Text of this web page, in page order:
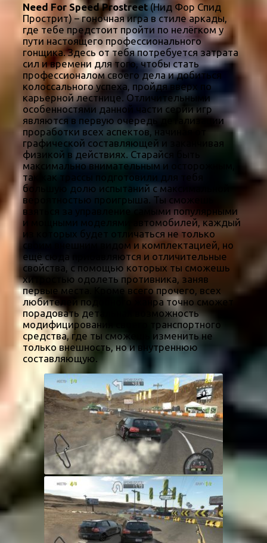
Need For Speed Prostreet(Нид Фор Спид
Прострит) – гоночная игра в стиле аркады,
где тебе предстоит пройти по нелёгком у
пути настоящего профессионального
гонщика. Здесь от тебя потребуется затрата
сил и времени для того, чтобы стать
профессионалом своего дела и добиться
колоссального успеха, пройдя вверх по
карьерной лестнице. Отличительными
особенностями данной части серии игр
являются в первую очередь детализации
проработки всех аспектов, начиная от
графической составляющей и заканчивая
физикой в действиях. Старайся быть
максимально внимательным и осторожным,
так как трассы подготовили для тебя
большую долю испытаний с максимальной
вероятностью проигрыша. Ты сможешь
взяться за управление самыми популярными
и мощными моделями автомобилей, каждый
из которых будет отличаться не только
своим внешним видом и комплектацией, но
ещё сюда прибавляются и отличительные
свойства, с помощью которых ты сможешь
хитростью одолеть противника, заняв
первые места. Кроме всего прочего, всех
любителей подобного жанра точно сможет
порадовать детальная возможность
модифицирования своего транспортного
средства, где ты сможешь изменить не
только внешность, но и внутреннюю
составляющую.